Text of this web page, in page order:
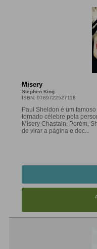
Misery
Stephen King
ISBN: 9789722527118
Paul Sheldon é um
tornado célebre pela
Misery Chastain. Porém,
de virar a página e dec...